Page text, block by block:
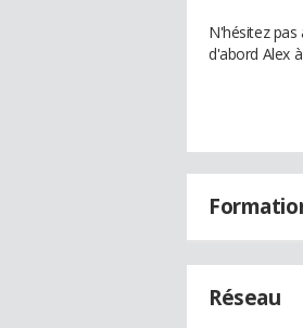
N'hésitez
d'abord Alex
Réseau